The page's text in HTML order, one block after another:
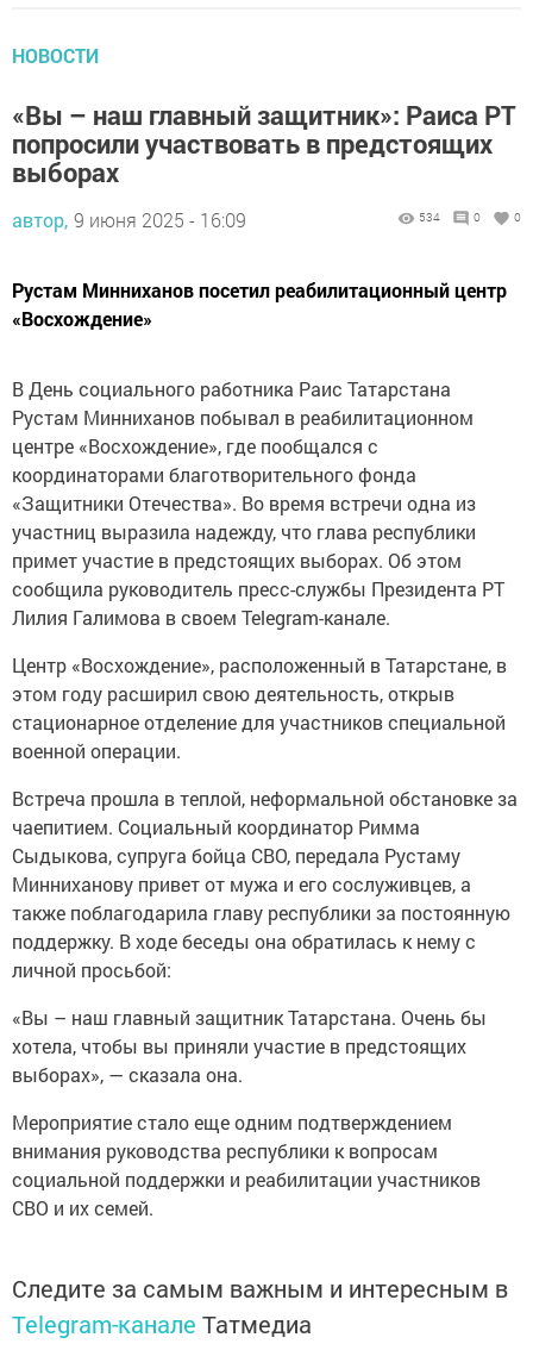
НОВОСТИ
«Вы – наш главный защитник»: Раиса РТ
попросили участвовать в предстоящих
выборах
автор, 9 июня 2025 - 16:09 534 0 0
Рустам Минниханов посетил реабилитационный центр
«Восхождение»
В День социального работника Раис Татарстана
Рустам Минниханов побывал в реабилитационном
центре «Восхождение», где пообщался с
координаторами благотворительного фонда
«Защитники Отечества». Во время встречи одна из
участниц выразила надежду, что глава республики
примет участие в предстоящих выборах. Об этом
сообщила руководитель пресс-службы Президента РТ
Лилия Галимова в своем Telegram-канале.
Центр «Восхождение», расположенный в Татарстане, в
этом году расширил свою деятельность, открыв
стационарное отделение для участников специальной
военной операции.
Встреча прошла в теплой, неформальной обстановке за
чаепитием. Социальный координатор Римма
Сыдыкова, супруга бойца СВО, передала Рустаму
Минниханову привет от мужа и его сослуживцев, а
также поблагодарила главу республики за постоянную
поддержку. В ходе беседы она обратилась к нему с
личной просьбой:
«Вы – наш главный защитник Татарстана. Очень бы
хотела, чтобы вы приняли участие в предстоящих
выборах», — сказала она.
Мероприятие стало еще одним подтверждением
внимания руководства республики к вопросам
социальной поддержки и реабилитации участников
СВО и их семей.
Следите за самым важным и интересным в
Telegram-канале Татмедиа